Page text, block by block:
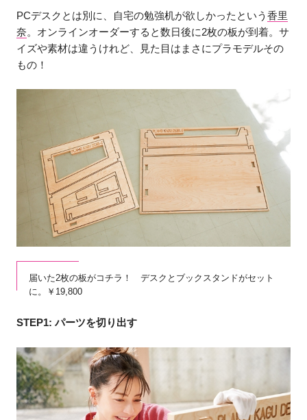
PCデスクとは別に、自宅の勉強机が欲しかったという香里
奈。オンラインオーダーすると数日後に2枚の板が到着。サ
イズや素材は違うけれど、見た目はまさにプラモデルその
もの！
届いた2枚の板がコチラ！ デスクとブックスタンドがセット
に。￥19,800
STEP1: パーツを切り出す